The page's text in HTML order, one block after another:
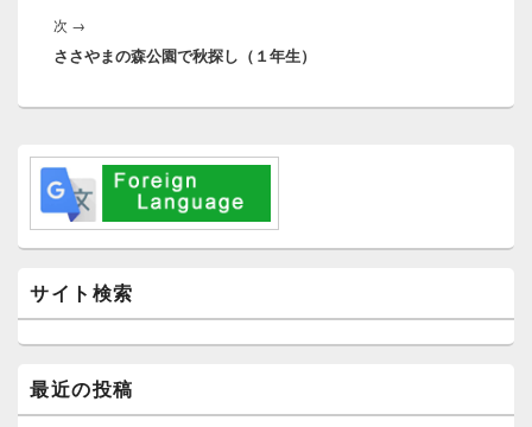
シ
ョ
次 →
の
稿:
ささやまの森公園で秋探し（１年生）
メ
ウ
ィ
ェ
ッ
サイト検索
最近の投稿